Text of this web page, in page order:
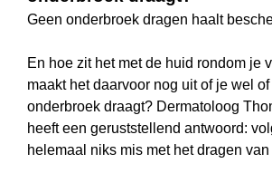
Geen onderbroek dragen haalt
En hoe zit het met de huid rondom je
maakt het daarvoor nog uit of je wel
onderbroek draagt? Dermatoloog
heeft een geruststellend antwoord:
helemaal niks mis met het dragen